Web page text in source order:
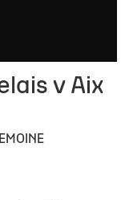
v Aix